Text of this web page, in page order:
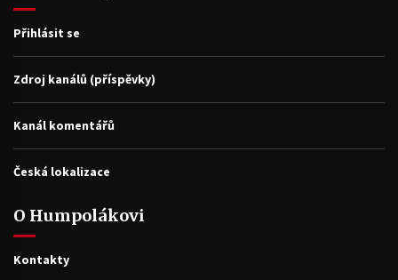
Přihlásit se
Zdroj kanálů (příspěvky)
Kanál komentářů
Česká lokalizace
O Humpolákovi
Kontakty